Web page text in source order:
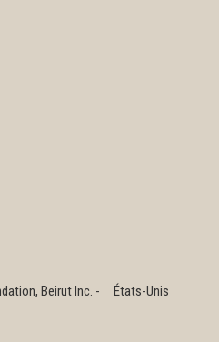
Beirut Inc. - États-Unis